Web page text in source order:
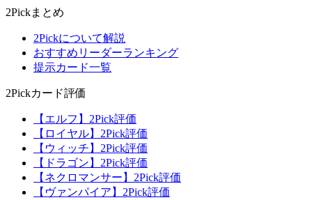
2Pickまとめ
2Pickについて解説
おすすめリーダーランキング
提示カード一覧
2Pickカード評価
【エルフ】2Pick評価
【ロイヤル】2Pick評価
【ウィッチ】2Pick評価
【ドラゴン】2Pick評価
【ネクロマンサー】2Pick評価
【ヴァンパイア】2Pick評価